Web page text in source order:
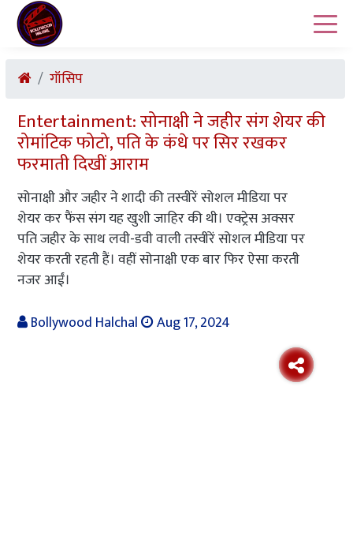
गॉसिप
Entertainment: सोनाक्षी ने जहीर संग शेयर की
रोमांटिक फोटो, पति के कंधे पर सिर रखकर
फरमाती दिखीं आराम
सोनाक्षी और जहीर ने शादी की तस्वीरें सोशल मीडिया पर
शेयर कर फैंस संग यह खुशी जाहिर की थी। एक्ट्रेस अक्सर
पति जहीर के साथ लवी-डवी वाली तस्वीरें सोशल मीडिया पर
शेयर करती रहती हैं। वहीं सोनाक्षी एक बार फिर ऐसा करती
नजर आईं।
Bollywood Halchal
Aug 17, 2024